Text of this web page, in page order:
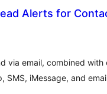
Alerts for
via email, combined with
SMS, iMessage, and